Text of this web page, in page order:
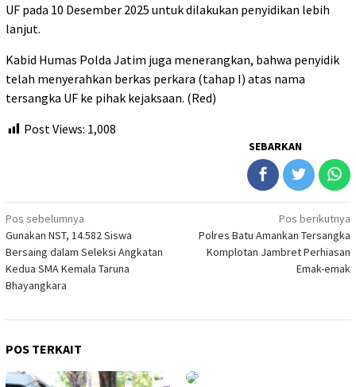
UF pada 10 Desember 2025 untuk dilakukan penyidikan lebih
lanjut.
Kabid Humas Polda Jatim juga menerangkan, bahwa penyidik
telah menyerahkan berkas perkara (tahap I) atas nama
tersangka UF ke pihak kejaksaan. (Red)
Post Views: 1,008
SEBARKAN
Navigasi
pos
Pos sebelumnya
Gunakan NST, 14.582 Siswa
Bersaing dalam Seleksi Angkatan
Kedua SMA Kemala Taruna
Bhayangkara
Pos berikutnya
Polres Batu Amankan Tersangka
Komplotan Jambret Perhiasan
Emak-emak
POS TERKAIT